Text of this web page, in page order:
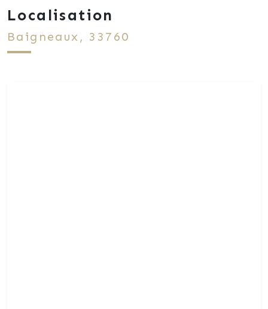
Localisation
Baigneaux, 33760